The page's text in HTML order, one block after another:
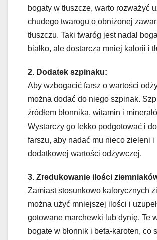
bogaty w tłuszcze, warto rozważyć
chudego twarogu o obniżonej
tłuszczu. Taki twaróg jest nadal
białko, ale dostarcza mniej kalorii i
2. Dodatek szpinaku:
Aby wzbogacić farsz o wartości
można dodać do niego szpinak.
źródłem błonnika, witamin i
Wystarczy go lekko podgotować i
farszu, aby nadać mu nieco zieleni i
dodatkowej wartości odżywczej.
3. Zredukowanie ilości
Zamiast stosunkowo kalorycznych
można użyć mniejszej ilości i
gotowane marchewki lub dynię. Te
bogate w błonnik i beta-karoten, co